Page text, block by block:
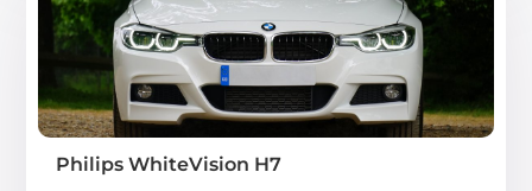
Philips WhiteVision H7